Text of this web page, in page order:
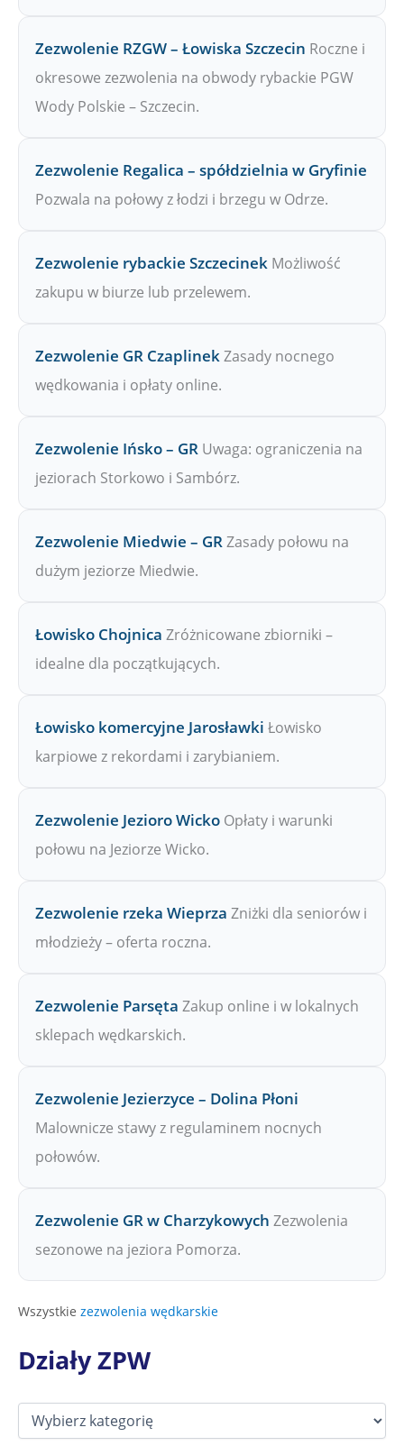
Zezwolenie RZGW – Łowiska Szczecin Roczne i
okresowe zezwolenia na obwody rybackie PGW
Wody Polskie – Szczecin.
Zezwolenie Regalica – spółdzielnia w Gryfinie
Pozwala na połowy z łodzi i brzegu w Odrze.
Zezwolenie rybackie Szczecinek Możliwość
zakupu w biurze lub przelewem.
Zezwolenie GR CzaplinekZasady nocnego
wędkowania i opłaty online.
Zezwolenie Ińsko – GR Uwaga: ograniczenia na
jeziorach Storkowo i Sambórz.
Zezwolenie Miedwie – GRZasady połowu na
dużym jeziorze Miedwie.
Łowisko Chojnica Zróżnicowane zbiorniki –
idealne dla początkujących.
Łowisko komercyjne Jarosławki Łowisko
karpiowe z rekordami i zarybianiem.
Zezwolenie Jezioro Wicko Opłaty i warunki
połowu na Jeziorze Wicko.
Zezwolenie rzeka Wieprza Zniżki dla seniorów i
młodzieży – oferta roczna.
Zezwolenie Parsęta Zakup online i w lokalnych
sklepach wędkarskich.
Zezwolenie Jezierzyce – Dolina Płoni
Malownicze stawy z regulaminem nocnych
połowów.
Zezwolenie GR w Charzykowych Zezwolenia
sezonowe na jeziora Pomorza.
Wszystkie zezwolenia wędkarskie
Działy ZPW
D